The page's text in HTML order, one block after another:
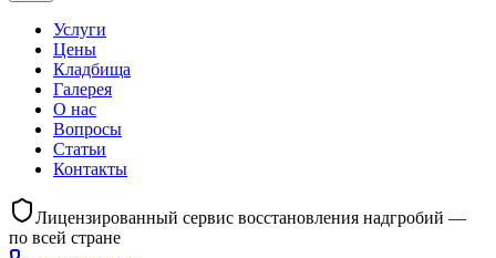
Услуги
Цены
Кладбища
Галерея
О нас
Вопросы
Статьи
Контакты
Лицензированный сервис восстановления надгробий —
по всей стране